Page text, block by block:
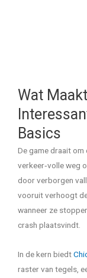
Wat
Basics
De game draait
verkeer‑volle weg
door verborgen
vooruit verhoogt
wanneer ze
crash plaatsvindt.
In de kern biedt
raster van tegels,